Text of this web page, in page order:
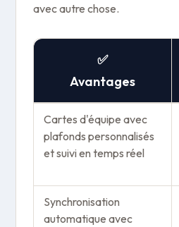
avec autre chose.
✅
Avantages
Cartes d'équipe avec
plafonds personnalisés
et suivi en temps réel
Synchronisation
automatique avec